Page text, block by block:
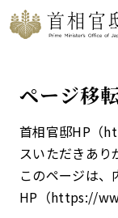
ページ移
首相官邸HP（
スいただきあり
このページは、
HP（https://